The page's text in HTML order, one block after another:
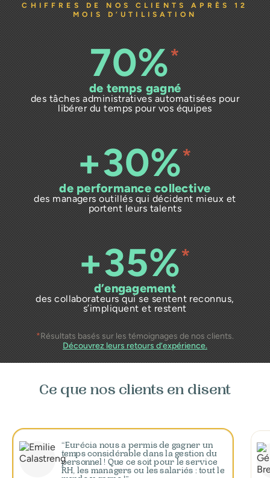
CHIFFRES DE NOS CLIENTS APRÈS 12
MOIS D’UTILISATION
70%*
de temps gagné
des tâches administratives automatisées pour
libérer du temps pour vos équipes
+30%*
de performance collective
des managers outillés qui décident mieux et
portent leurs talents
+35%*
d’engagement
des collaborateurs qui se sentent reconnus,
s’impliquent et restent
*Résultats basés sur les témoignages de nos clients.
Découvrez leurs retours d’expérience.
Ce que nos clients en disent
Eurécia nous a permis de gagner un
temps considérable dans la gestion du
personnel ! Que ce soit pour le service
RH, les managers ou les salariés : tout le